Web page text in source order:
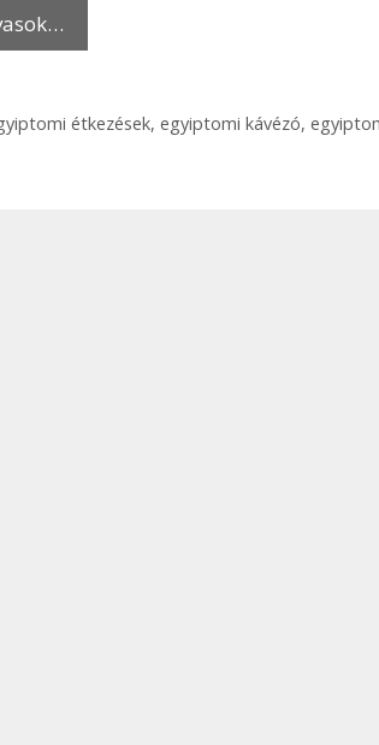
étkezések, egyiptomi kávézó,